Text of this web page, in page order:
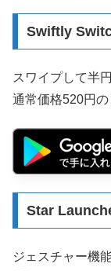
Swiftly
スワイプして半
通常価格520円の
Star
ジェスチャー機